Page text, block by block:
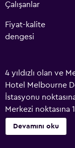
Çalışanlar
Fiyat-kalite
dengesi
4 yıldızlı olan ve
Hotel Melbourne
İstasyonu
Merkezi noktasına
mevcuttur ve ek
ayarlanabilir. Şehir
Devamını oku